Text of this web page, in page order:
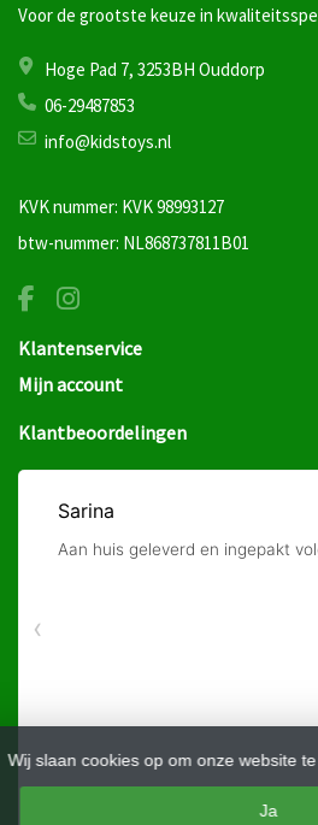
Wij slaan cookies op om onze website
Ja
Voor de grootste keuze in
Hoge Pad 7, 3253BH Ouddorp
06-29487853
info@kidstoys.nl
KVK nummer: KVK 98993127
btw-nummer: NL868737811B01
Klantenservice
Mijn account
Klantbeoordelingen